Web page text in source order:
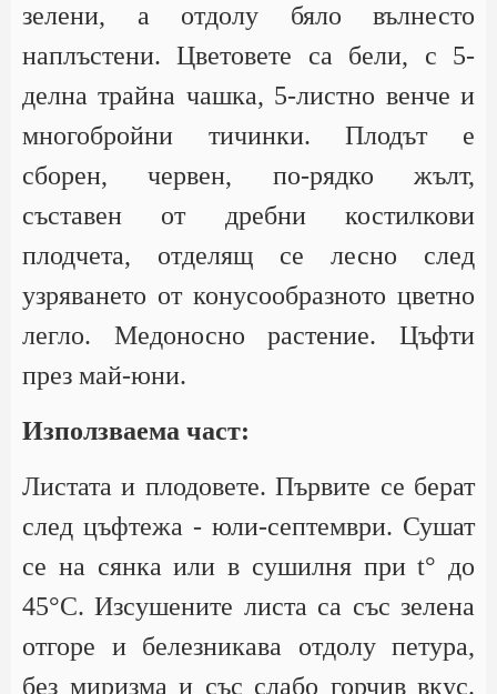
зелени, а отдолу бяло вълнесто
наплъстени. Цветовете са бели, с 5-
делна трайна чашка, 5-листно венче и
многобройни тичинки. Плодът е
сборен, червен, по-рядко жълт,
съставен от дребни костилкови
плодчета, отделящ се лесно след
узряването от конусообразното цветно
легло. Медоносно растение. Цъфти
през май-юни.
Използваема част:
Листата и плодовете. Първите се берат
след цъфтежа - юли-септември. Сушат
се на сянка или в сушилня при t° до
45°С. Изсушените листа са със зелена
отгоре и белезникава отдолу петура,
без миризма и със слабо горчив вкус.